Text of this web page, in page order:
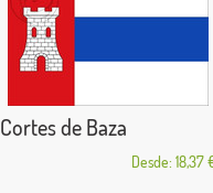
Cortes de Baza
Desde: 18,37